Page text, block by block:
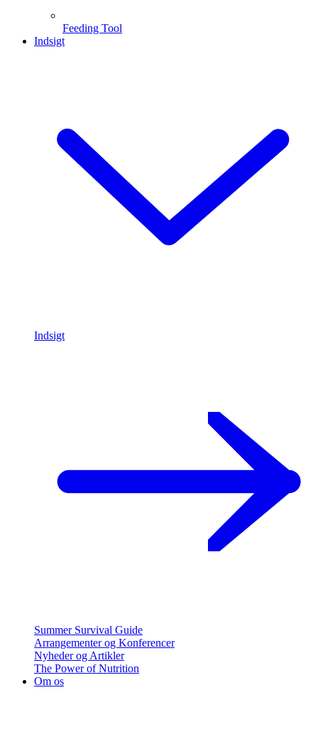
Feeding Tool
Indsigt
Indsigt
Summer Survival Guide
Arrangementer og Konferencer
Nyheder og Artikler
The Power of Nutrition
Om os